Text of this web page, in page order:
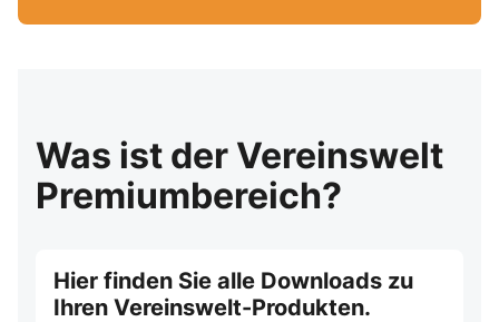
Was ist der Vereinswelt
Premiumbereich?
Hier finden Sie alle Downloads zu
Ihren Vereinswelt-Produkten.